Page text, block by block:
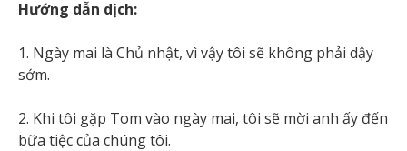
Hướng dẫn dịch:
1. Ngày mai là Chủ nhật, vì vậy tôi sẽ không phải dậy
sớm.
2. Khi tôi gặp Tom vào ngày mai, tôi sẽ mời anh ấy đến
bữa tiệc của chúng tôi.